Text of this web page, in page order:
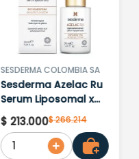
SESDERMA COLOMBIA SA
Sesderma Azelac Ru
Serum Liposomal x
30ml
$ 213.000$266.214
1